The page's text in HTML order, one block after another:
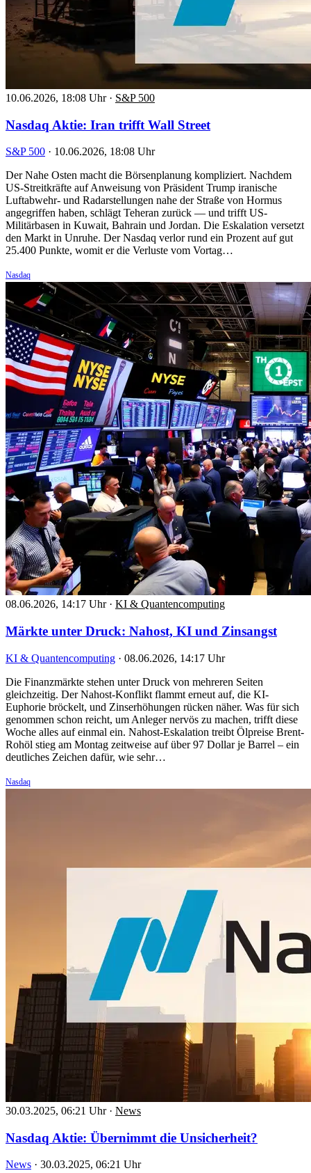
10.06.2026, 18:08 Uhr · S&P 500
Nasdaq Aktie: Iran trifft Wall Street
S&P 500 · 10.06.2026, 18:08 Uhr
Der Nahe Osten macht die Börsenplanung kompliziert. Nachdem
US-Streitkräfte auf Anweisung von Präsident Trump iranische
Luftabwehr- und Radarstellungen nahe der Straße von Hormus
angegriffen haben, schlägt Teheran zurück — und trifft US-
Militärbasen in Kuwait, Bahrain und Jordan. Die Eskalation versetzt
den Markt in Unruhe. Der Nasdaq verlor rund ein Prozent auf gut
25.400 Punkte, womit er die Verluste vom Vortag…
Nasdaq
08.06.2026, 14:17 Uhr · KI & Quantencomputing
Märkte unter Druck: Nahost, KI und Zinsangst
KI & Quantencomputing · 08.06.2026, 14:17 Uhr
Die Finanzmärkte stehen unter Druck von mehreren Seiten
gleichzeitig. Der Nahost-Konflikt flammt erneut auf, die KI-
Euphorie bröckelt, und Zinserhöhungen rücken näher. Was für sich
genommen schon reicht, um Anleger nervös zu machen, trifft diese
Woche alles auf einmal ein. Nahost-Eskalation treibt Ölpreise Brent-
Rohöl stieg am Montag zeitweise auf über 97 Dollar je Barrel – ein
deutliches Zeichen dafür, wie sehr…
Nasdaq
30.03.2025, 06:21 Uhr · News
Nasdaq Aktie: Übernimmt die Unsicherheit?
News · 30.03.2025, 06:21 Uhr